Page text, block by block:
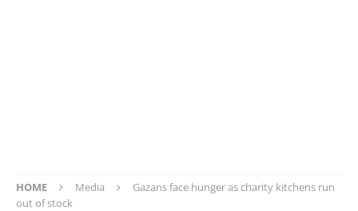
HOME Media
Gazans face hunger as charity kitchens run
out of stock